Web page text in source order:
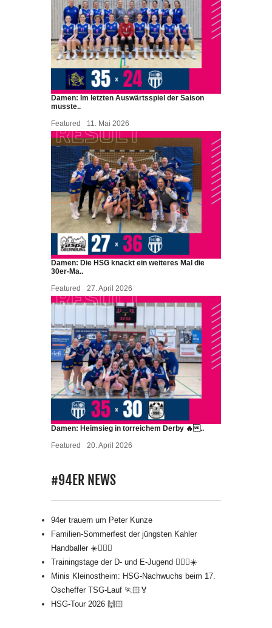
Damen: Im letzten Auswärtsspiel der Saison
musste..
Featured
11. Mai 2026
Damen: Die HSG knackt ein weiteres Mal die
30er-Ma..
Featured
27. April 2026
Damen: Heimsieg in torreichem Derby 🔥..
Featured
20. April 2026
#94ER NEWS
94er trauern um Peter Kunze
Familien-Sommerfest der jüngsten Kahler
Handballer ☀️🤾🏻‍♂️
Trainingstage der D- und E-Jugend 🤾🏻‍♂️☀️
Minis Kleinostheim: HSG-Nachwuchs beim 17.
Oscheffer TSG-Lauf 🏃🏻🏅
HSG-Tour 2026 🙌🏻